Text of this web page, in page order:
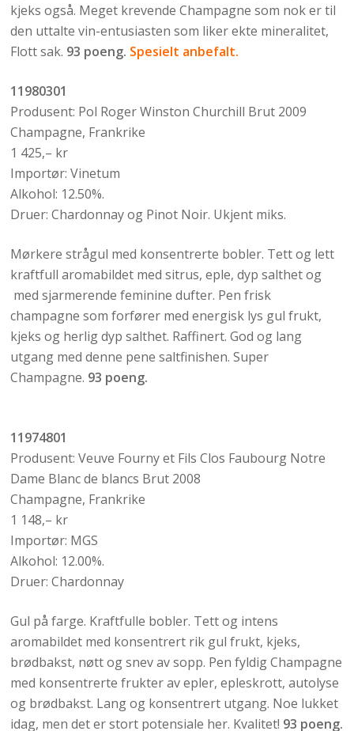
kjeks også. Meget krevende Champagne som nok er til
den uttalte vin-entusiasten som liker ekte mineralitet,
Flott sak. 93 poeng. Spesielt anbefalt.
11980301
Produsent: Pol Roger Winston Churchill Brut 2009
Champagne, Frankrike
1 425,– kr
Importør: Vinetum
Alkohol: 12.50%.
Druer: Chardonnay og Pinot Noir. Ukjent miks.
Mørkere strågul med konsentrerte bobler. Tett og lett
kraftfull aromabildet med sitrus, eple, dyp salthet og
med sjarmerende feminine dufter. Pen frisk
champagne som forfører med energisk lys gul frukt,
kjeks og herlig dyp salthet. Raffinert. God og lang
utgang med denne pene saltfinishen. Super
Champagne. 93 poeng.
11974801
Produsent: Veuve Fourny et Fils Clos Faubourg Notre
Dame Blanc de blancs Brut 2008
Champagne, Frankrike
1 148,– kr
Importør: MGS
Alkohol: 12.00%.
Druer: Chardonnay
Gul på farge. Kraftfulle bobler. Tett og intens
aromabildet med konsentrert rik gul frukt, kjeks,
brødbakst, nøtt og snev av sopp. Pen fyldig Champagne
med konsentrerte frukter av epler, epleskrott, autolyse
og brødbakst. Lang og konsentrert utgang. Noe lukket
idag, men det er stort potensiale her. Kvalitet! 93 poeng.